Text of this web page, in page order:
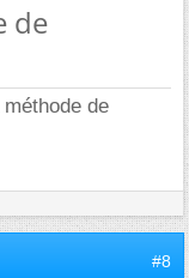
de
de
#8